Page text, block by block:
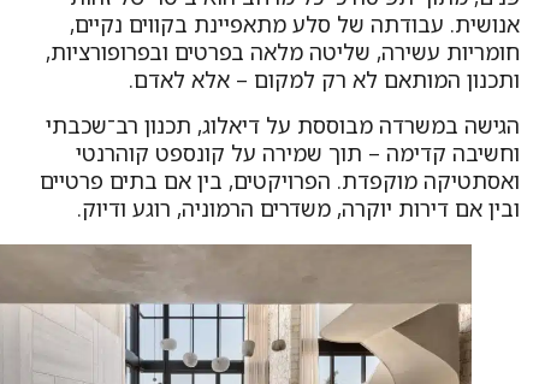
עבודתה של סלע מתאפיינת בקווים נקיים,
עשירה, שליטה מלאה בפרטים ובפרופורציות,
המותאם לא רק למקום – אלא לאדם.
במשרדה מבוססת על דיאלוג, תכנון רב־שכבתי
קדימה – תוך שמירה על קונספט קוהרנטי
מוקפדת. הפרויקטים, בין אם בתים פרטיים
אם דירות יוקרה, משדרים הרמוניה, רוגע ודיוק.